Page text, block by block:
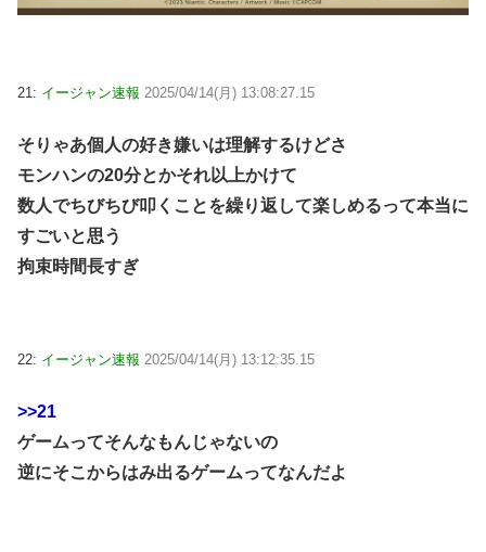
21: イージャン速報 2025/04/14(月) 13:08:27.15
そりゃあ個人の好き嫌いは理解するけどさ
モンハンの20分とかそれ以上かけて
数人でちびちび叩くことを繰り返して楽しめるって本当に
すごいと思う
拘束時間長すぎ
22: イージャン速報 2025/04/14(月) 13:12:35.15
>>21
ゲームってそんなもんじゃないの
逆にそこからはみ出るゲームってなんだよ